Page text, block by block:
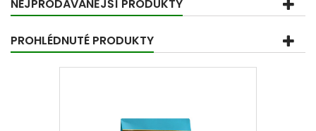
NEJPRODÁVANĚJŠÍ PRODUKTY
PROHLÉDNUTÉ PRODUKTY